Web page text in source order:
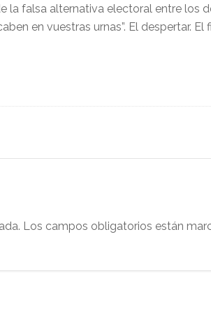
la falsa alternativa electoral entre los
en vuestras urnas”. El despertar.
Los campos obligatorios están